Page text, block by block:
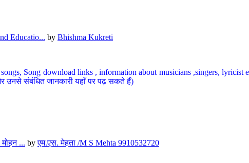
Educatio... by Bhishma Kukreti
Song download links , information about musicians ,singers,
उनसे संबंधित जानकारी यहाँ पर पढ़ सकते हैं)
... byएम.एस. मेहता /M S Mehta 9910532720